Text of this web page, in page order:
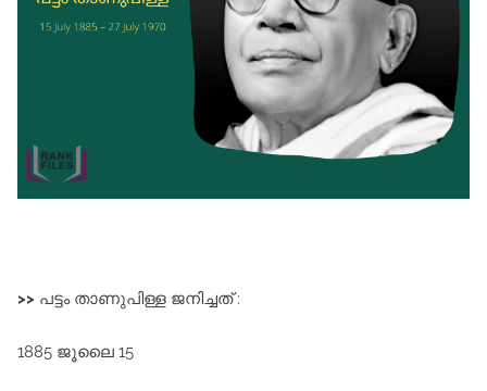
>> പട്ടം താണുപിള്ള ജനിച്ചത് :
1885 ജൂലൈ 15